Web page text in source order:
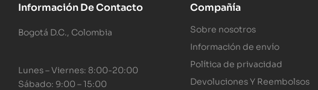
Información De Contacto
Bogotá D.C., Colombia
Lunes – Viernes: 8:00-20:00
Sábado: 9:00 – 15:00
Compañía
Sobre nosotros
Información de envío
Política de privacidad
Devoluciones Y Reembolsos